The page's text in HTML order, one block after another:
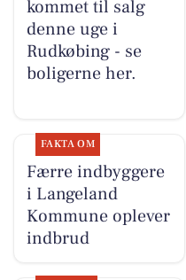
kommet til salg
denne uge i
Rudkøbing - se
boligerne her.
FAKTA OM
Færre indbyggere
i Langeland
Kommune oplever
indbrud